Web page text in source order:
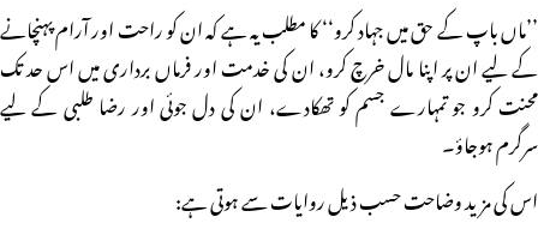
’’ماں باپ کے حق میں جہاد کرو‘‘ کا مطلب یہ ہے کہ ان کو راحت اور آرام پہنچانے
کے لیے ان پر اپنا مال خرچ کرو، ان کی خدمت اور فرماں برداری میں اس حد تک
محنت کرو جو تمہارے جسم کو تھکادے، ان کی دل جوئی اور رضا طلبی کے لیے
سرگرم ہوجاؤ۔
اس کی مزید وضاحت حسب ذیل روایات سے ہوتی ہے: